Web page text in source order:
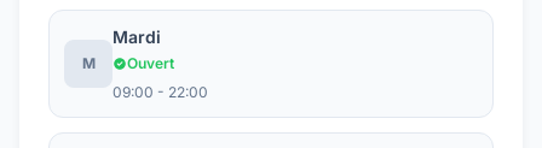
M
Mardi
Ouvert
09:00 - 22:00